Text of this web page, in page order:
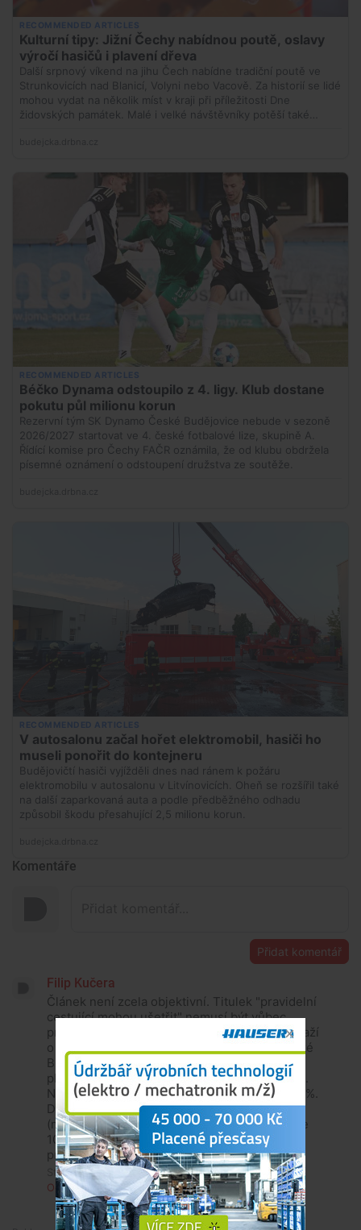
Komentáře
Přidat komentář
Filip Kučera
Článek není zcela objektivní. Titulek "pravidelní
cestující mohou ušetřit" nemusí být vůbec
pravdou. Vlaky sice zlevní, ale autobusy podraží
o desítky procent. Například pro spojení České
Budějovice - Kamenný Újezd vychází aktuální
plné jednosměrné jízdné autobusem na 19 Kč.
Nově s Ideskou to bude 33 Kč. Zdražení o 74 %.
Dosavadní předplatné na 30 dnů stálo 450 Kč
(možnost kombinace vlak i bus). Nově to bude
1056 Kč. Zdražení úctyhodných 135 %. Tady
pravidelní cestující rozhodně neušetří..
Středa, 24. června 2026, 21:44
Odpovědět